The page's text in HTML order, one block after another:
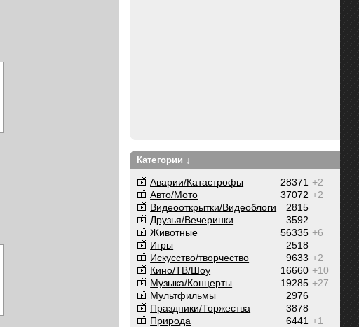
Категории ↓
+2
28371
Аварии/Катастрофы
+2
37072
Авто/Мото
2815
Видеооткрытки/Видеоблоги
3592
Друзья/Вечеринки
+6
56335
Животные
2518
Игры
+2
9633
Искусство/творчество
+10
16660
Кино/ТВ/Шоу
+27
19285
Музыка/Концерты
2976
Мультфильмы
3878
Праздники/Торжества
+1
6441
Природа